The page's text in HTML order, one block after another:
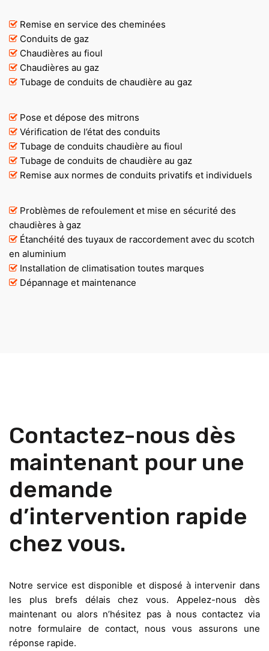
Remise en service des cheminées
Conduits de gaz
Chaudières au fioul
Chaudières au gaz
Tubage de conduits de chaudière au gaz
Pose et dépose des mitrons
Vérification de l’état des conduits
Tubage de conduits chaudière au fioul
Tubage de conduits de chaudière au gaz
Remise aux normes de conduits privatifs et individuels
Problèmes de refoulement et mise en sécurité des
chaudières à gaz
Étanchéité des tuyaux de raccordement avec du scotch
en aluminium
Installation de climatisation toutes marques
Dépannage et maintenance
Contactez-nous dès
maintenant pour une
demande
d’intervention rapide
chez vous.
Notre service est disponible et disposé à intervenir dans
les plus brefs délais chez vous. Appelez-nous dès
maintenant ou alors n’hésitez pas à nous contactez via
notre formulaire de contact, nous vous assurons une
réponse rapide.